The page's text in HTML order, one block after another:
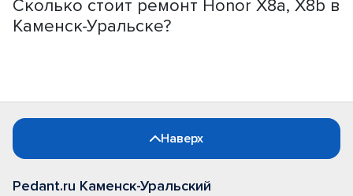
Сколько стоит ремонт Honor X8a, X8b в
Каменск-Уральске?
Наверх
Pedant.ru Каменск-Уральский